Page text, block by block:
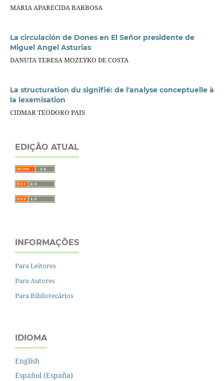
MARIA APARECIDA BARBOSA
La circulación de Dones en El Señor presidente de
Miguel Angel Asturias
DANUTA TERESA MOZEYKO DE COSTA
La structuration du signifié: de l'analyse conceptuelle à
la lexemisation
CIDMAR TEODORO PAIS
EDIÇÃO ATUAL
INFORMAÇÕES
Para Leitores
Para Autores
Para Bibliotecários
IDIOMA
English
Español (España)